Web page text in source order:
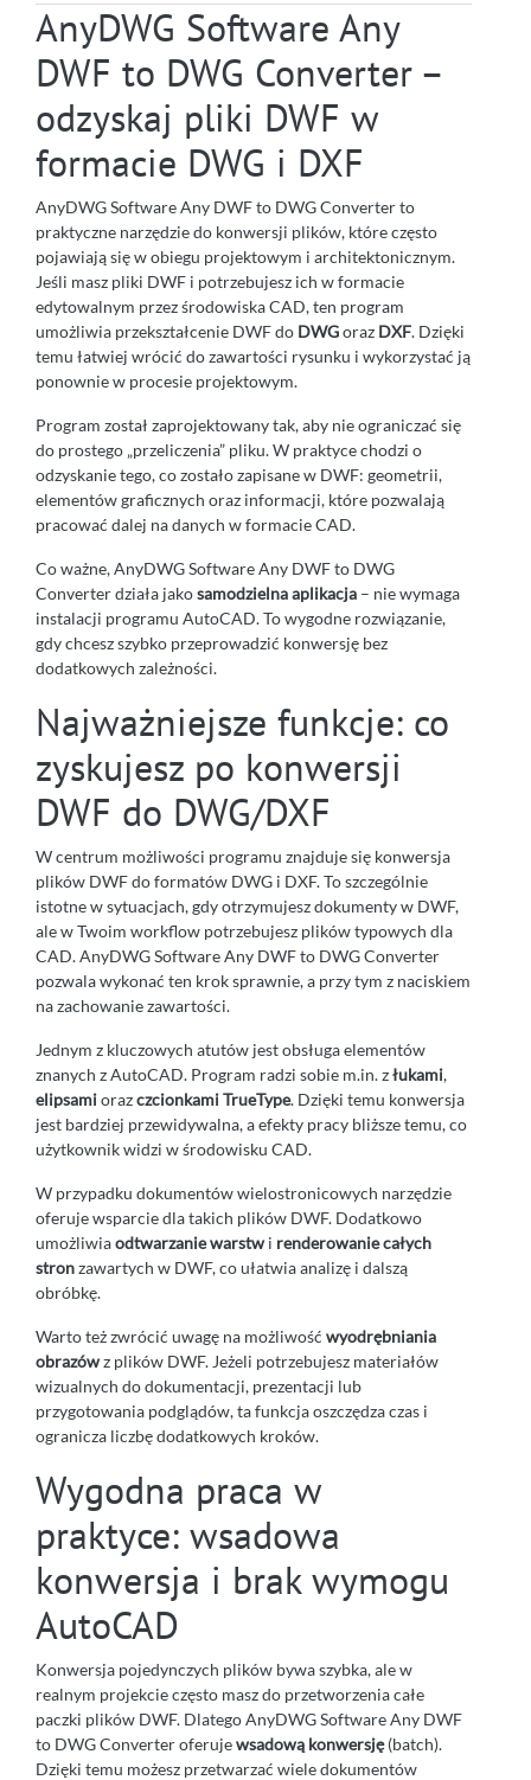
AnyDWG Software Any
DWF to DWG Converter –
odzyskaj pliki DWF w
formacie DWG i DXF
AnyDWG Software Any DWF to DWG Converter to
praktyczne narzędzie do konwersji plików, które często
pojawiają się w obiegu projektowym i architektonicznym.
Jeśli masz pliki DWF i potrzebujesz ich w formacie
edytowalnym przez środowiska CAD, ten program
umożliwia przekształcenie DWF do DWGoraz DXF. Dzięki
temu łatwiej wrócić do zawartości rysunku i wykorzystać ją
ponownie w procesie projektowym.
Program został zaprojektowany tak, aby nie ograniczać się
do prostego „przeliczenia” pliku. W praktyce chodzi o
odzyskanie tego, co zostało zapisane w DWF: geometrii,
elementów graficznych oraz informacji, które pozwalają
pracować dalej na danych w formacie CAD.
Co ważne, AnyDWG Software Any DWF to DWG
Converter działa jakosamodzielna aplikacja – nie wymaga
instalacji programu AutoCAD. To wygodne rozwiązanie,
gdy chcesz szybko przeprowadzić konwersję bez
dodatkowych zależności.
Najważniejsze funkcje: co
zyskujesz po konwersji
DWF do DWG/DXF
W centrum możliwości programu znajduje się konwersja
plików DWF do formatów DWG i DXF. To szczególnie
istotne w sytuacjach, gdy otrzymujesz dokumenty w DWF,
ale w Twoim workflow potrzebujesz plików typowych dla
CAD. AnyDWG Software Any DWF to DWG Converter
pozwala wykonać ten krok sprawnie, a przy tym z naciskiem
na zachowanie zawartości.
Jednym z kluczowych atutów jest obsługa elementów
znanych z AutoCAD. Program radzi sobie m.in. złukami,
elipsamiorazczcionkami TrueType. Dzięki temu konwersja
jest bardziej przewidywalna, a efekty pracy bliższe temu, co
użytkownik widzi w środowisku CAD.
W przypadku dokumentów wielostronicowych narzędzie
oferuje wsparcie dla takich plików DWF. Dodatkowo
umożliwiaodtwarzanie warstwi renderowanie całych
stronzawartych w DWF, co ułatwia analizę i dalszą
obróbkę.
Warto też zwrócić uwagę na możliwość wyodrębniania
obrazówz plików DWF. Jeżeli potrzebujesz materiałów
wizualnych do dokumentacji, prezentacji lub
przygotowania podglądów, ta funkcja oszczędza czas i
ogranicza liczbę dodatkowych kroków.
Wygodna praca w
praktyce: wsadowa
konwersja i brak wymogu
AutoCAD
Konwersja pojedynczych plików bywa szybka, ale w
realnym projekcie często masz do przetworzenia całe
paczki plików DWF. Dlatego AnyDWG Software Any DWF
to DWG Converter oferujewsadową konwersję(batch).
Dzięki temu możesz przetwarzać wiele dokumentów